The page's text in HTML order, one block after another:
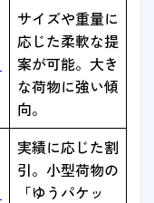
サイズや重量に
応じた柔軟な提
案が可能。大き
な荷物に強い傾
向。
実績に応じた割
引。小型荷物の
「ゆうパケッ